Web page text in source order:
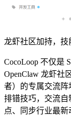
龙虾社区加持，技
CocoLoop 不仅是
OpenClaw 龙虾社
者）的专属交流阵
排错技巧，交流
点、同步行业最新